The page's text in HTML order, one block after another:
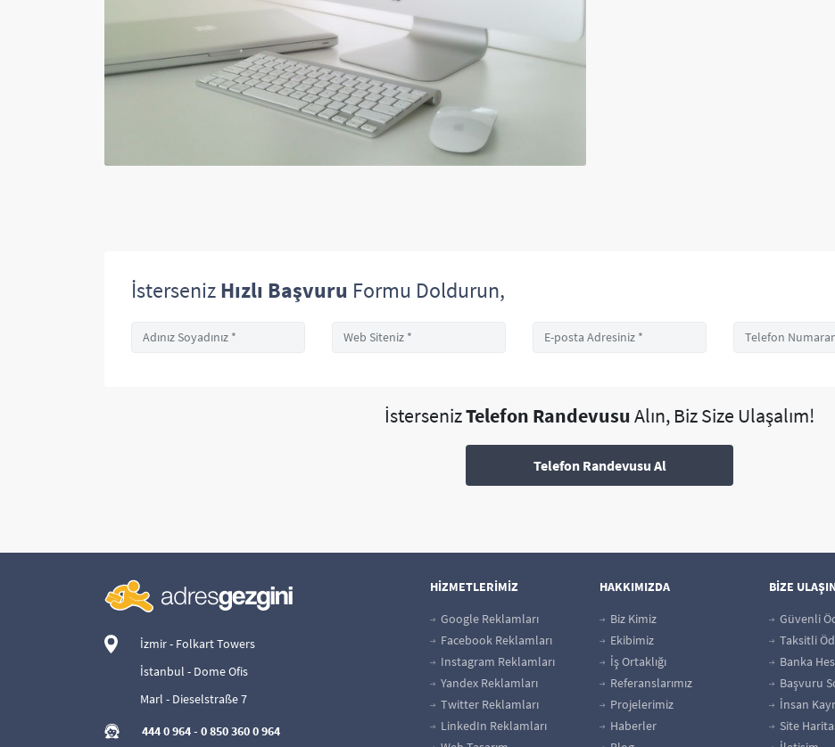
İstersenizHızlı Başvuru Formu Doldurun,
İstersenizTelefon Randevusu Alın, Biz Size Ulaşalım!
Telefon Randevusu Al
İzmir - Folkart Towers
İstanbul - Dome Ofis
Marl - Dieselstraße 7
444 0 964- 0 850 360 0 964
HİZMETLERİMİZ
Google Reklamları
Facebook Reklamları
Instagram Reklamları
Yandex Reklamları
Twitter Reklamları
LinkedIn Reklamları
HAKKIMIZDA
Biz Kimiz
Ekibimiz
İş Ortaklığı
Referanslarımız
Projelerimiz
Haberler
BİZE
Güvenli
Taksitli
Banka
Başvuru
İnsan
Site